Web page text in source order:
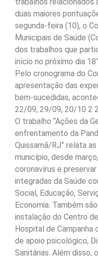
duas maiores
segunda-feira (10), o
Municipais de Saúde
dos trabalhos que
início no próximo dia
Pelo cronograma do
apresentação das
bem-sucedidas,
22/09, 29/09, 20/10 2
O trabalho “Ações da
enfrentamento da
Quissamã/RJ” relata
município, desde
coronavírus e
integradas da Saúde
Social, Educação,
Economia. Também
instalação do Centro
Hospital de
de apoio psicológico,
Sanitárias. Além disso,